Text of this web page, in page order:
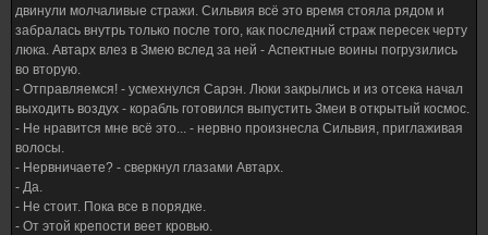
двинули молчаливые стражи. Сильвия всё это время стояла рядом и
забралась внутрь только после того, как последний страж пересек черту
люка. Автарх влез в Змею вслед за ней - Аспектные воины погрузились
во вторую.
- Отправляемся! - усмехнулся Сарэн. Люки закрылись и из отсека начал
выходить воздух - корабль готовился выпустить Змеи в открытый космос.
- Не нравится мне всё это... - нервно произнесла Сильвия, приглаживая
волосы.
- Нервничаете? - сверкнул глазами Автарх.
- Да.
- Не стоит. Пока все в порядке.
- От этой крепости веет кровью.